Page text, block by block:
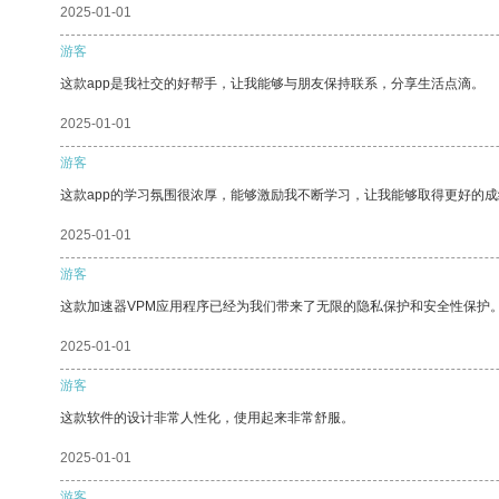
2025-01-01
游客
这款app是我社交的好帮手，让我能够与朋友保持联系，分享生活点滴。
2025-01-01
游客
这款app的学习氛围很浓厚，能够激励我不断学习，让我能够取得更好的
2025-01-01
游客
这款加速器VPM应用程序已经为我们带来了无限的隐私保护和安全性保护
2025-01-01
游客
这款软件的设计非常人性化，使用起来非常舒服。
2025-01-01